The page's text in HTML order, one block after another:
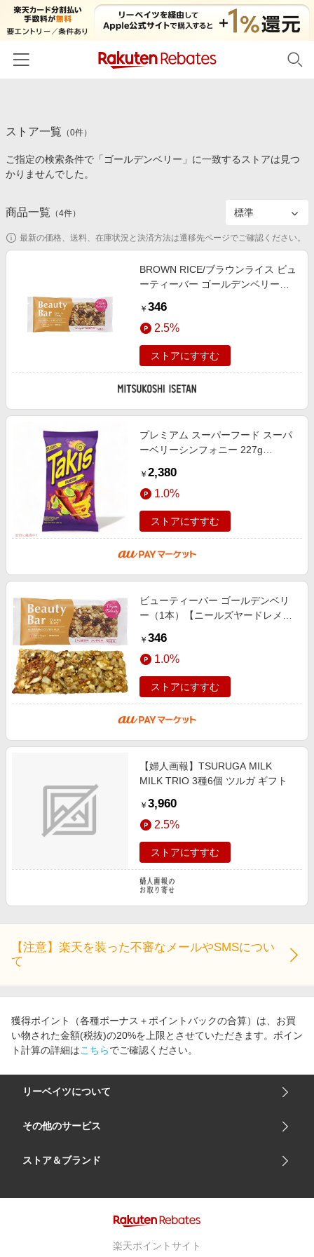
カテゴリー一覧
百貨店・総合ECモール
食品・スイーツ・お酒
コスメ・健康・医薬品
家電・PC・スマホ・カメラ
エンタメ
スポーツ・アウトドア・ゴルフ
旅行・レジャー・ホテル予約
生活・お役立ち
金融・マネー・保険
デジタルコンテンツ
ビジネス・その他サービス
イベント一覧
初回購入者限定特典
対象ストア新規限定特典
楽天ペイ導入ストア
楽天サービス特集
わくわく夏特集
Qoo10メガポ
Samsung ボーナスキャンペーン
週末の高還元 夏の長期版
ストア一覧 （0件）
ご指定の検索条件で「ゴールデンベリー」に一致するストアは見つ
かりませんでした。
商品一覧 （4件）
最新の価格、送料、在庫状況と決済方法は遷移先ページでご確認ください。
BROWN RICE/ブラウンライス ビュ
ーティーバー ゴールデンベリー
￥ 346
2.5%
ストアにすすむ
プレミアム スーパーフード スーパ
ーベリーシンフォニー 227g
Symphony Raw Trail Mix 6oz
￥ 2,380
1.0%
ストアにすすむ
ビューティーバー ゴールデンベリ
ー（1本）【ニールズヤードレメデ
￥ 346
1.0%
ストアにすすむ
【婦人画報】TSURUGA MILK
MILK TRIO 3種6個 ツルガ ギフト
￥ 3,960
2.5%
ストアにすすむ
【注意】楽天を装った不審なメールやSMSについ
て
獲得ポイント（各種ボーナス＋ポイントバックの合算）は、お買
い物された金額(税抜)の20%を上限とさせていただきます。ポイン
ト計算の詳細はこちらでご確認ください。
リーベイツについて
会社概要
サイトマップ
リーベイツ ポイントアシスト
その他のサービス
楽天市場
ストア＆ブランド
楽天ポイントサイト